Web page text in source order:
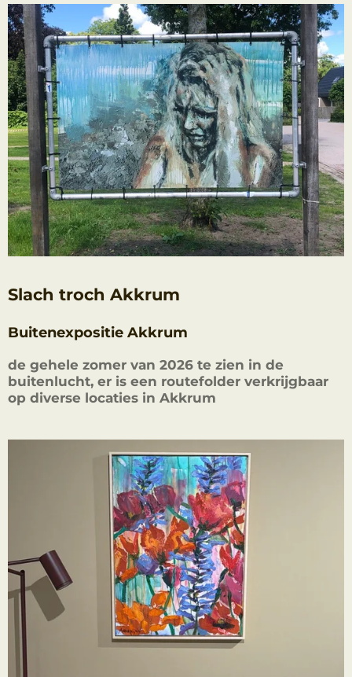
Slach troch Akkrum
Buitenexpositie Akkrum
de gehele zomer van 2026 te zien in de
buitenlucht, er is een routefolder verkrijgbaar
op diverse locaties in Akkrum